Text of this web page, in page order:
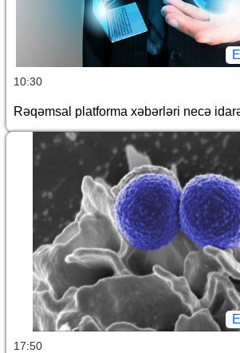
10:30
Rəqəmsal platforma xəbərləri necə
17:50